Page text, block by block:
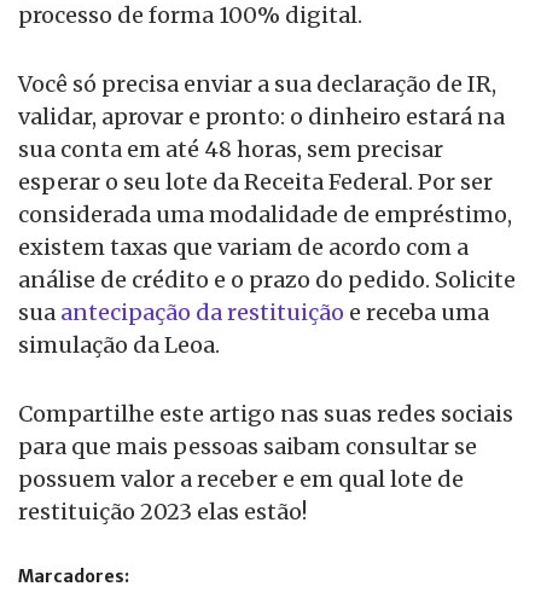
processo de forma 100% digital.
Você só precisa enviar a sua declaração de IR,
validar, aprovar e pronto: o dinheiro estará na
sua conta em até 48 horas, sem precisar
esperar o seu lote da Receita Federal. Por ser
considerada uma modalidade de empréstimo,
existem taxas que variam de acordo com a
análise de crédito e o prazo do pedido. Solicite
sua antecipação da restituição e receba uma
simulação da Leoa.
Compartilhe este artigo nas suas redes sociais
para que mais pessoas saibam consultar se
possuem valor a receber e em qual lote de
restituição 2023 elas estão!
Marcadores: